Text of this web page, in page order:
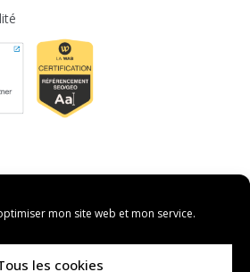
mon site web et mon service.
les cookies
en matières de cookies
pour améliorer votre experience.